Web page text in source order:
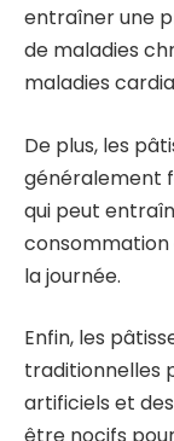
entraîner une
de maladies
maladies
De plus, les
généralement
qui peut
consommation
la journée.
Enfin, les
traditionnelles
artificiels et